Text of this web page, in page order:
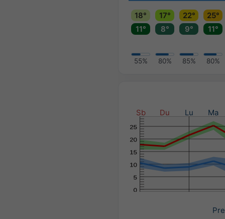
18° 17° 22°
25°
11°
8° 9° 11°
55% 80% 85% 80%
Sb Du Lu Ma